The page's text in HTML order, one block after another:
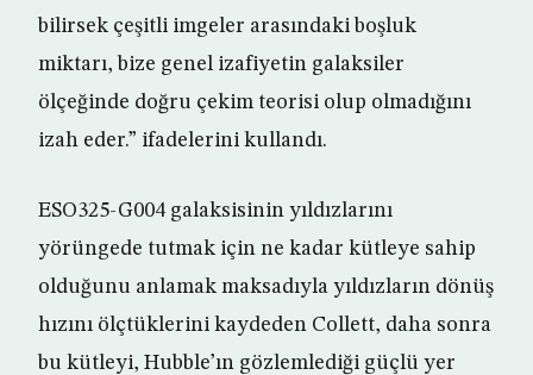
bilirsek çeşitli imgeler arasındaki boşluk
miktarı, bize genel izafiyetin galaksiler
ölçeğinde doğru çekim teorisi olup olmadığını
izah eder.” ifadelerini kullandı.
ESO325-G004 galaksisinin yıldızlarını
yörüngede tutmak için ne kadar kütleye sahip
olduğunu anlamak maksadıyla yıldızların dönüş
hızını ölçtüklerini kaydeden Collett, daha sonra
bu kütleyi, Hubble’ın gözlemlediği güçlü yer